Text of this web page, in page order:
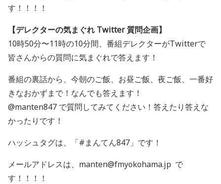
す！！！！
【デレクターの気まぐれ Twitter 質問企画】
10時50分〜11時の10分間、番組デレクターがTwitterで
皆さんからの質問に気まぐれで答えます！
番組の裏話から、今朝のご飯、お昼ご飯、夜ご飯、一番好
きなおかずまで！なんでも答えます！
@manten847 で質問してみてください！答えたり答えな
かったりです！
ハッシュタグは、「#まんてん847」です！
メールアドレスは、manten@fmyokohama.jp で
す！！！！